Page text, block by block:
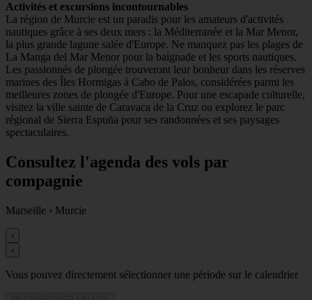
Activités et excursions incontournables
La région de Murcie est un paradis pour les amateurs d'activités
nautiques grâce à ses deux mers : la Méditerranée et la Mar Menor,
la plus grande lagune salée d'Europe. Ne manquez pas les plages de
La Manga del Mar Menor pour la baignade et les sports nautiques.
Les passionnés de plongée trouveront leur bonheur dans les réserves
marines des Îles Hormigas à Cabo de Palos, considérées parmi les
meilleures zones de plongée d'Europe. Pour une escapade culturelle,
visitez la ville sainte de Caravaca de la Cruz ou explorez le parc
régional de Sierra Espuña pour ses randonnées et ses paysages
spectaculaires.
Consultez l'agenda des vols par
compagnie
Marseille › Murcie
‹
›
Vous pouvez directement sélectionner une période sur le calendrier